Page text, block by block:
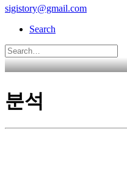
sigistory@gmail.com
Search
분석